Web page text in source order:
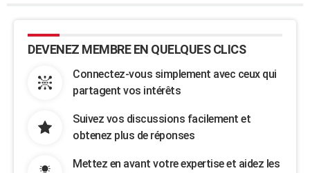
DEVENEZ MEMBRE EN QUELQUES CLICS
Connectez-vous simplement avec ceux qui
partagent vos intérêts
Suivez vos discussions facilement et
obtenez plus de réponses
Mettez en avant votre expertise et aidez les